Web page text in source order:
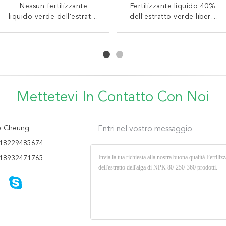
Nessun fertilizzante
liquido verde dell'estratto
Fertilizzante liquido 40%
dell'estratto verde libero
Fertilizzante dell'estratto
dell'alga del liquido dello
Fertilizzante liquido
dell'estratto dell'alga del
Mettetevi In ​​contatto Con Noi
Cheung Entri nel vostro messaggio